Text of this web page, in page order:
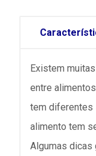
Existem
entre
tem diferentes
alimento tem
Algumas dicas